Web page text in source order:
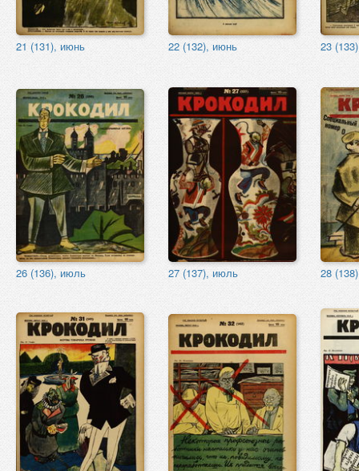
21 (131), июнь 22 (132), июнь 23
26 (136), июль 27 (137), июль 28